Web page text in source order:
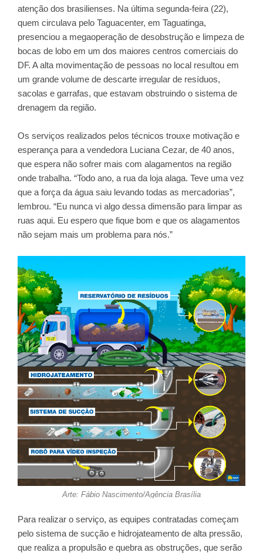
atenção dos brasilienses. Na última segunda-feira (22),
quem circulava pelo Taguacenter, em Taguatinga,
presenciou a megaoperação de desobstrução e limpeza de
bocas de lobo em um dos maiores centros comerciais do
DF. A alta movimentação de pessoas no local resultou em
um grande volume de descarte irregular de resíduos,
sacolas e garrafas, que estavam obstruindo o sistema de
drenagem da região.
Os serviços realizados pelos técnicos trouxe motivação e
esperança para a vendedora Luciana Cezar, de 40 anos,
que espera não sofrer mais com alagamentos na região
onde trabalha. “Todo ano, a rua da loja alaga. Teve uma vez
que a força da água saiu levando todas as mercadorias”,
lembrou. “Eu nunca vi algo dessa dimensão para limpar as
ruas aqui. Eu espero que fique bom e que os alagamentos
não sejam mais um problema para nós.”
Arte: Fábio Nascimento/Agência Brasília
Para realizar o serviço, as equipes contratadas começam
pelo sistema de sucção e hidrojateamento de alta pressão,
que realiza a propulsão e quebra as obstruções, que serão